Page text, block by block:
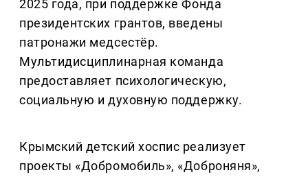
2025 года, при поддержке Фонда
президентских грантов, введены
патронажи медсестёр.
Мультидисциплинарная команда
предоставляет психологическую,
социальную и духовную поддержку.
Крымский детский хоспис реализует
проекты «Добромобиль», «Доброняня»,